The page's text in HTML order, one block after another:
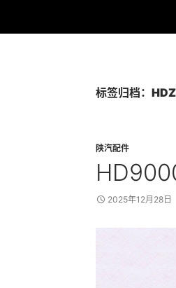
标签归档：
陕汽配件
2025年12月28日